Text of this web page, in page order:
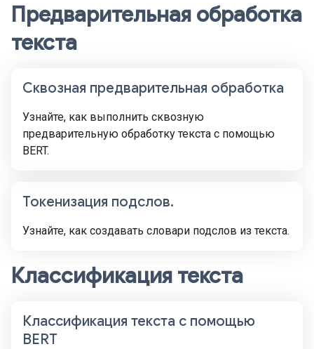
Предварительная обработка
текста
Сквозная предварительная обработка
Узнайте, как выполнить сквозную
предварительную обработку текста с помощью
BERT.
Токенизация подслов.
Узнайте, как создавать словари подслов из текста.
Классификация текста
Классификация текста с помощью
BERT